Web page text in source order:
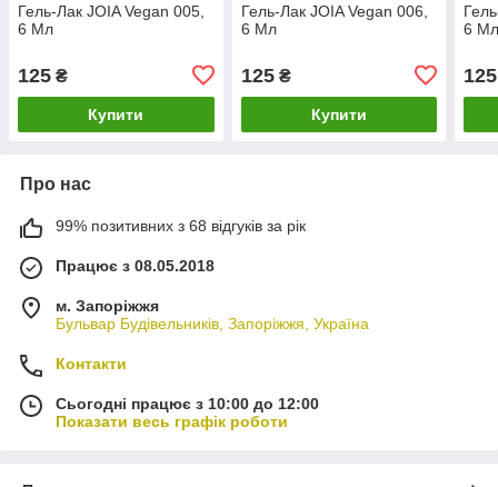
Гель-Лак JOIA Vegan 005,
6 Мл
125 ₴
Купити
Гель-Лак JOIA Vegan 006,
6 Мл
125₴
Купити
6
125
Про нас
99% позитивних з 68 відгуків за рік
Працює з 08.05.2018
м. Запоріжжя
Бульвар Будівельників, Запоріжжя, Україна
Контакти
Сьогодні працює з 10:00 до 12:00
Показати весь графік роботи